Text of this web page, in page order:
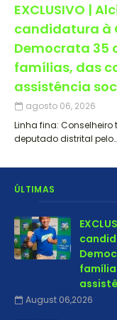
EXCLUSIVO |
candidatura à
Democrata 35
famílias, das
assistência
agosto 06, 2026
Linha fina: Conselheiro
deputado distrital pelo…
ÚLTIMAS
August 06,2026